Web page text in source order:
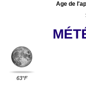
Age de
63°F